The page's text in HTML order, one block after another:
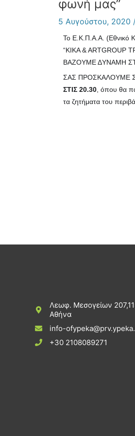
φωνή μας”
5 Αυγούστου, 2020
Το Ε.Κ.Π.Α.Α. (Εθνικό
“KIKA & ARTGROUP
ΒAΖΟΥΜΕ ΔYΝΑΜΗ
ΣΑΣ ΠΡΟΣΚΑΛΟYΜΕ
ΣΤΙΣ 20.30, όπου θα
τα ζητήματα του
Λεωφ. Μεσογείων
Αθήνα
info-
+30 2108089271